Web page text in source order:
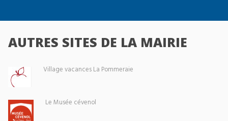
AUTRES SITES DE LA MAIRIE
Village vacances La Pommeraie
Le Musée cévenol